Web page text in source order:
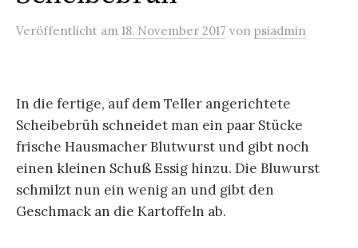
Veröffentlicht am 18. November 2017 von psiadmin
In die fertige, auf dem Teller angerichtete
Scheibebrüh schneidet man ein paar Stücke
frische Hausmacher Blutwurst und gibt noch
einen kleinen Schuß Essig hinzu. Die Bluwurst
schmilzt nun ein wenig an und gibt den
Geschmack an die Kartoffeln ab.